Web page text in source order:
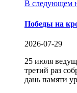
В следующем
Победы на
2026-07-29
25 июля
третий раз
дань памяти